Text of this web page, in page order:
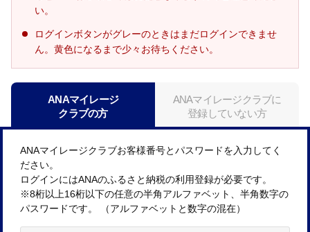
い。
ログインボタンがグレーのときはまだログインできませ
ん。黄色になるまで少々お待ちください。
ANAマイレージ
クラブの方
ANAマイレージクラブに
登録していない方
ANAマイレージクラブお客様番号とパスワードを入力してく
ださい。
ログインにはANAのふるさと納税の利用登録が必要です。
※8桁以上16桁以下の任意の半角アルファベット、半角数字の
パスワードです。 （アルファベットと数字の混在）